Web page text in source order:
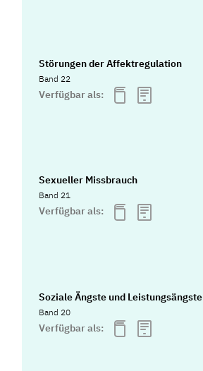
Störungen der Affektregulation
Band 22
Verfügbar als:
Sexueller Missbrauch
Band 21
Verfügbar als:
Soziale Ängste und Leistungsängste
Band 20
Verfügbar als: